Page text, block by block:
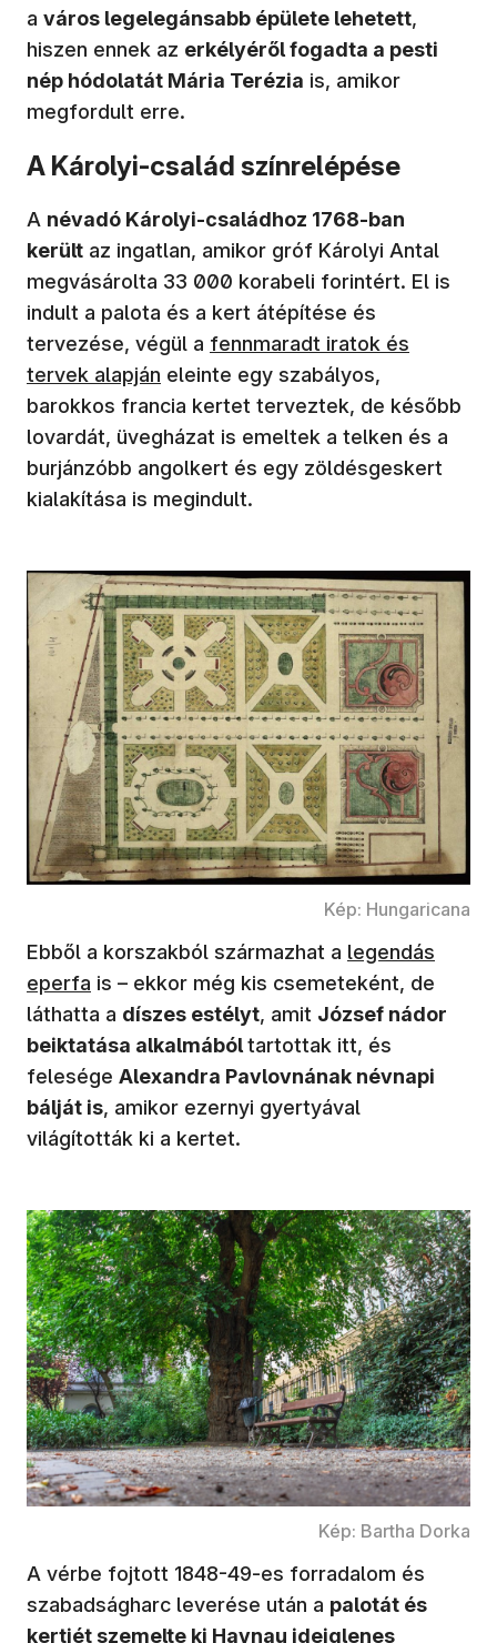
a város legelegánsabb épülete lehetett,
hiszen ennek az erkélyéről fogadta a pesti
nép hódolatát Mária Terézia is, amikor
megfordult erre.
A Károlyi-család színrelépése
A névadó Károlyi-családhoz 1768-ban
került az ingatlan, amikor gróf Károlyi Antal
megvásárolta 33 000 korabeli forintért. El is
indult a palota és a kert átépítése és
tervezése, végül a fennmaradt iratok és
tervek alapján eleinte egy szabályos,
barokkos francia kertet terveztek, de később
lovardát, üvegházat is emeltek a telken és a
burjánzóbb angolkert és egy zöldésgeskert
kialakítása is megindult.
Kép: Hungaricana
Ebből a korszakból származhat a legendás
eperfa is – ekkor még kis csemeteként, de
láthatta a díszes estélyt, amit József nádor
beiktatása alkalmábóltartottak itt, és
felesége Alexandra Pavlovnának névnapi
bálját is, amikor ezernyi gyertyával
világították ki a kertet.
Kép: Bartha Dorka
A vérbe fojtott 1848-49-es forradalom és
szabadságharc leverése után a palotát és
kertjét szemelte ki Haynau ideiglenes